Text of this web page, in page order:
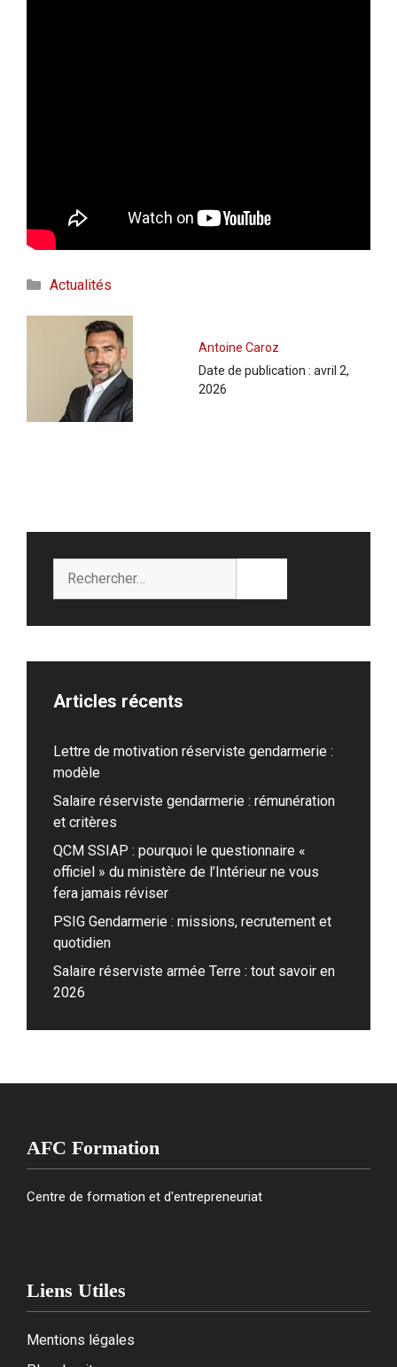
Catégories
Actualités
Antoine Caroz
Date de publication : avril 2,
2026
Articles récents
Lettre de motivation réserviste gendarmerie :
modèle
Salaire réserviste gendarmerie : rémunération
et critères
QCM SSIAP : pourquoi le questionnaire «
officiel » du ministère de l’Intérieur ne vous
fera jamais réviser
PSIG Gendarmerie : missions, recrutement et
quotidien
Salaire réserviste armée Terre : tout savoir en
2026
AFC Formation
Centre de formation et d'entrepreneuriat
Liens Utiles
Mentions légales